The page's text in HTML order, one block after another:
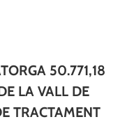
50.771,18
LA VALL DE
TRACTAMENT